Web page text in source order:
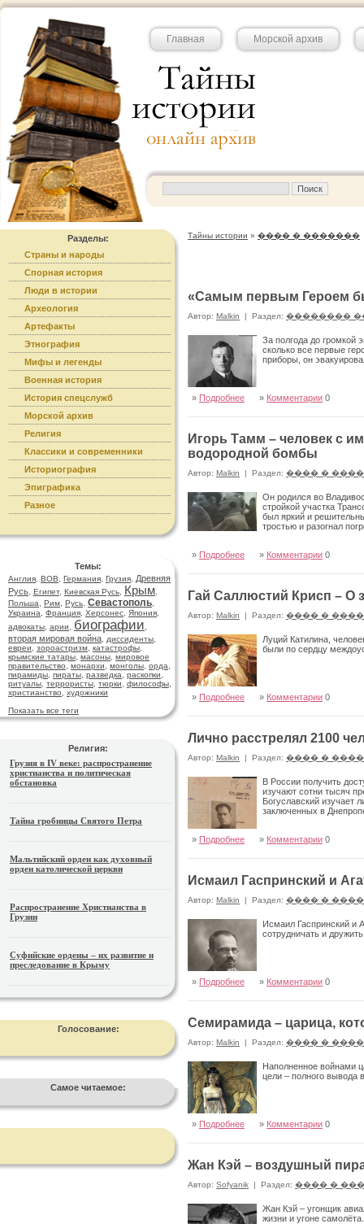
Главная Морской архив
Разделы:
Страны и народы
Спорная история
Люди в истории
Археология
Артефакты
Этнография
Мифы и легенды
Военная история
История спецслужб
Морской архив
Религия
Классики и современники
Историография
Эпиграфика
Разное
Темы:
Англия ВОВ Германия Грузия
Древняя
Русь Египет, Киевская Русь Крым
Польша
Рим Русь Севастополь
Украина
Франция Херсонес Япония
адвокаты арии биографии
вторая мировая война диссиденты
евреи
зороастризм катастрофы
крымские татары масоны мировое
правительство
монархи монголы орда
пирамиды пираты разведка раскопки
ритуалы террористы тюрки философы
христианство
художники
Показать все теги
Религия:
Грузия в IV веке: распространение
христианства и политическая
обстановка
Тайна гробницы Святого Петра
Мальтийский орден как духовный
орден католической церкви
Распространение Христианства в
Грузии
Суфийские ордены – их развитие и
преследование в Крыму
Голосование:
Самое читаемое:
Тайны истории » ���� � �������
«Самым первым Героем
Автор: Malkin | Раздел: ��������
За полгода до громкой
сколько все первые
приборы, он
» Подробнее » Комментарии 0
Игорь Тамм – человек с
водородной бомбы
Автор: Malkin | Раздел: ���� �
Он родился во
стройкой участка
был яркий и
тростью и разогнал
» Подробнее » Комментарии 0
Гай Саллюстий Крисп – О
Автор: Malkin | Раздел: ���� �
Луций Катилина,
были по сердцу
» Подробнее » Комментарии 0
Лично расстрелял 2100
Автор: Malkin | Раздел: ���� �
В России получить
изучают сотни тысяч
Богуславский изучает
заключенных в
» Подробнее » Комментарии 0
Исмаил Гаспринский и
Автор: Malkin | Раздел: ���� �
Исмаил Гаспринский и
сотрудничать и
» Подробнее » Комментарии 0
Семирамида – царица,
Автор: Malkin | Раздел: ���� �
Наполненное войнами
цели – полного вывода
» Подробнее » Комментарии 0
Жан Кэй – воздушный
Автор: Sofyanik | Раздел: ���� �
Жан Кэй – угонщик
жизни и угоне самолёта.